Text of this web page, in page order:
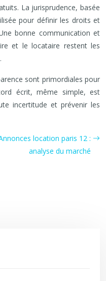
La jurisprudence, basée
pour définir les droits et
bonne communication et
et le locataire restent les
sont primordiales pour
écrit, même simple, est
incertitude et prévenir les
location paris 12 :
analyse du marché